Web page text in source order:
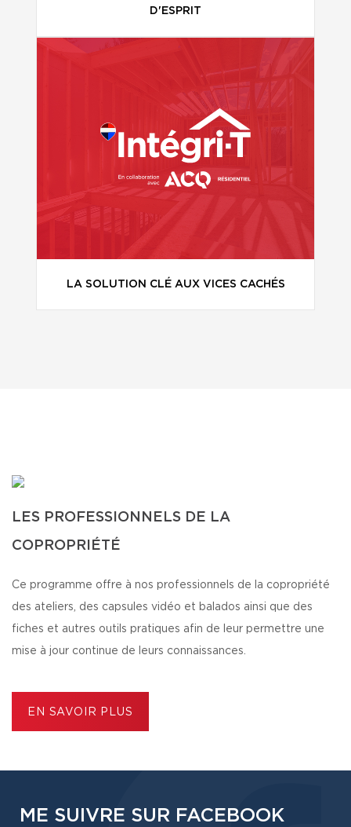
D'ESPRIT
LA SOLUTION CLÉ AUX VICES CACHÉS
LES PROFESSIONNELS DE LA
COPROPRIÉTÉ
Ce programme offre à nos professionnels de la copropriété
des ateliers, des capsules vidéo et balados ainsi que des
fiches et autres outils pratiques afin de leur permettre une
mise à jour continue de leurs connaissances.
EN SAVOIR PLUS
ME SUIVRE SUR FACEBOOK